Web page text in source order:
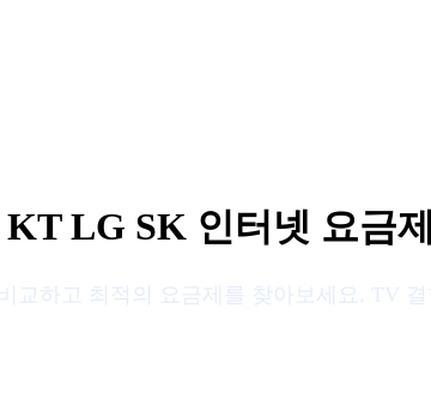
LG SK 인터넷 요금
교하고 최적의 요금제를 찾아보세요. TV